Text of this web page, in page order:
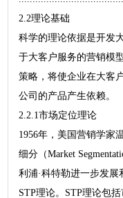
2.2理论基础
科学的理论依据是开发
于大客户服务的营销模
策略，将使企业在大客
公司的产品产生依赖。
2.2.1市场定位理论
1956年，美国营销学家
细分（Market
利浦·科特勒进一步发
STP理论。STP理论包